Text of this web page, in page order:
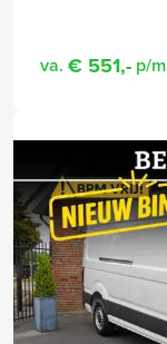
va. € 551,- p/m